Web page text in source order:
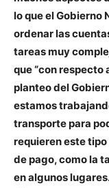
lo que el Gobierno
ordenar las
tareas muy
que “con respecto
planteo del
estamos
transporte para
requieren este
de pago, como la
en algunos